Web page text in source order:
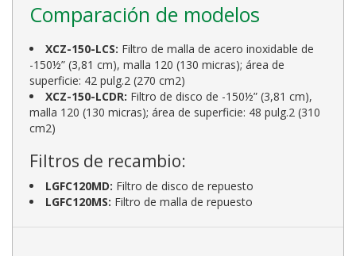
Comparación de modelos
XCZ-150-LCS: Filtro de malla de acero inoxidable de
-150½” (3,81 cm), malla 120 (130 micras); área de
superficie: 42 pulg.2 (270 cm2)
XCZ-150-LCDR: Filtro de disco de -150½” (3,81 cm),
malla 120 (130 micras); área de superficie: 48 pulg.2 (310
cm2)
Filtros de recambio:
LGFC120MD: Filtro de disco de repuesto
LGFC120MS: Filtro de malla de repuesto